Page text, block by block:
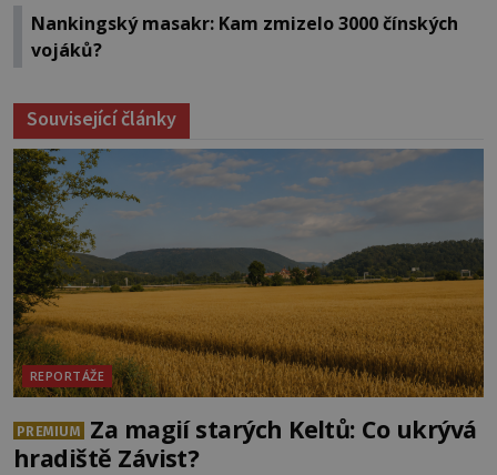
Nankingský masakr: Kam zmizelo 3000 čínských
vojáků?
Související články
REPORTÁŽE
PREMIUM
Za magií starých Keltů: Co ukrývá
hradiště Závist?